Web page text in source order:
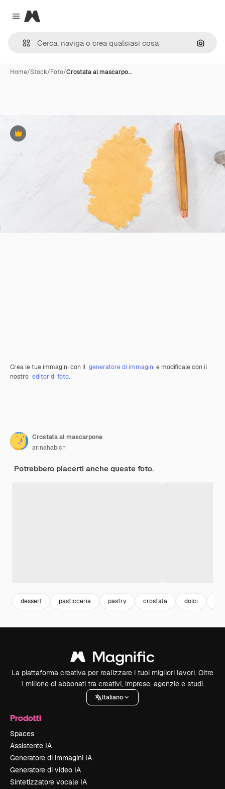
Close menu
Magnific
Cerca
Home/Stock/Foto/Crostata al mascarpo…
Premium
Crea le tue immagini con il generatore di immagini e modificale con il
nostro editor di foto.
Crostata al mascarpone
arinahabich
Potrebbero piacerti anche queste foto.
dessert pasticceria pastry crostata dolci
La piattaforma creativa per realizzare i tuoi migliori lavori. Oltre
1 milione di abbonati tra creativi, imprese, agenzie e studi.
Italiano
Prodotti
Spaces
Assistente IA
Generatore di immagini IA
Generatore di video IA
Sintetizzatore vocale IA